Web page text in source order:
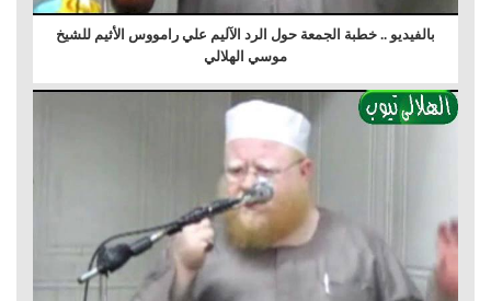
بالفيديو .. خطبة الجمعة حول الرد الآليم علي رامووس الأثيم للشيخ
موسي الهلالي